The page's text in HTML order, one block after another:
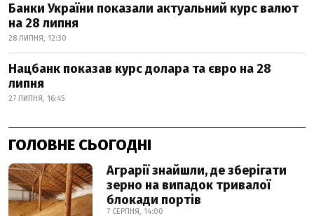
Банки України показали актуальний курс валют
на 28 липня
28 ЛИПНЯ, 12:30
Нацбанк показав курс долара та євро на 28
липня
27 ЛИПНЯ, 16:45
ГОЛОВНЕ СЬОГОДНІ
Аграрії знайшли, де зберігати
зерно на випадок тривалої
блокади портів
7 СЕРПНЯ, 14:00